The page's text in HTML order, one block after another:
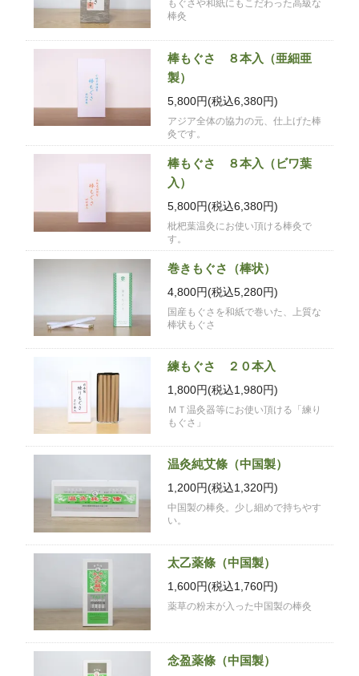
もぐさや和紙にもこだわった高級な
棒灸
棒もぐさ ８本入（亜細亜
製）
5,800円(税込6,380円)
アジア全体の協力の元、仕上げた棒
灸です。
棒もぐさ ８本入（ビワ葉
入）
5,800円(税込6,380円)
枇杷葉温灸にお使い頂ける棒灸で
す。
巻きもぐさ（棒状）
4,800円(税込5,280円)
国産もぐさを和紙で巻いた、上質な
棒状もぐさ
練もぐさ ２０本入
1,800円(税込1,980円)
ＭＴ温灸器等にお使い頂ける「練り
もぐさ」
温灸純艾條（中国製）
1,200円(税込1,320円)
中国製の棒灸。少し細めで持ちやす
い。
太乙薬條（中国製）
1,600円(税込1,760円)
薬草の粉末が入った中国製の棒灸
念盈薬條（中国製）